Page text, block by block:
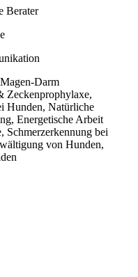
Berater
Darm
Zeckenprophylaxe,
Hunden, Natürliche
Energetische Arbeit
Schmerzerkennung bei
von Hunden,